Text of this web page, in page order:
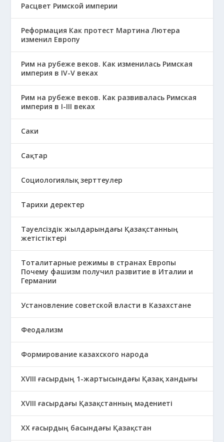
Расцвет Римской империи
Реформация Как протест Мартина Лютера
изменил Европу
Рим на рубеже веков. Как изменилась Римская
империя в IV-V веках
Рим на рубеже веков. Как развивалась Римская
империя в І-ІІІ веках
Саки
Сақтар
Социологиялық зерттеулер
Тарихи деректер
Тәуелсіздік жылдарындағы Қазақстанның
жетістіктері
Тоталитарные режимы в странах Европы
Почему фашизм получил развитие в Италии и
Германии
Установление советской власти в Казахстане
Феодализм
Формирование казахского народа
ХVIII ғасырдың 1-жартысындағы Қазақ хандығы
ХVІІІ ғасырдағы Қазақстанның мәдениеті
ХХ ғасырдың басындағы Қазақстан